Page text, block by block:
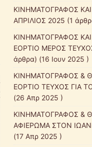
ΚΙΝΗΜΑΤΟΓΡΑΦΟΣ
ΑΠΡΙΛΙΟΣ 2025 (1
ΚΙΝΗΜΑΤΟΓΡΑΦΟΣ
ΕΟΡΤΙΟ ΜΕΡΟΣ
άρθρα) (16 Ιουν 2025 )
ΚΙΝΗΜΑΤΟΓΡΑΦΟΣ &
ΕΟΡΤΙΟ ΤΕΥΧΟΣ ΓΙΑ
(26 Απρ 2025 )
ΚΙΝΗΜΑΤΟΓΡΑΦΟΣ &
ΑΦΙΕΡΩΜΑ ΣΤΟΝ
(17 Απρ 2025 )